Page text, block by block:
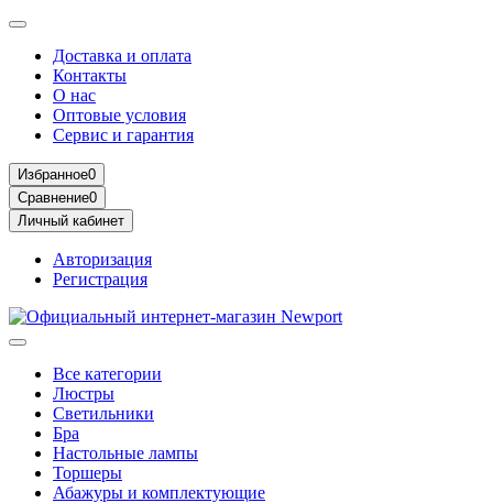
Доставка и оплата
Контакты
О нас
Оптовые условия
Сервис и гарантия
Избранное0
Сравнение0
Личный кабинет
Авторизация
Регистрация
Все категории
Люстры
Светильники
Бра
Настольные лампы
Торшеры
Абажуры и комплектующие